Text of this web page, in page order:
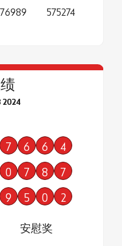
575274
2024
7 6 6 4
0 7 8 7
9 5 0 2
安慰奖